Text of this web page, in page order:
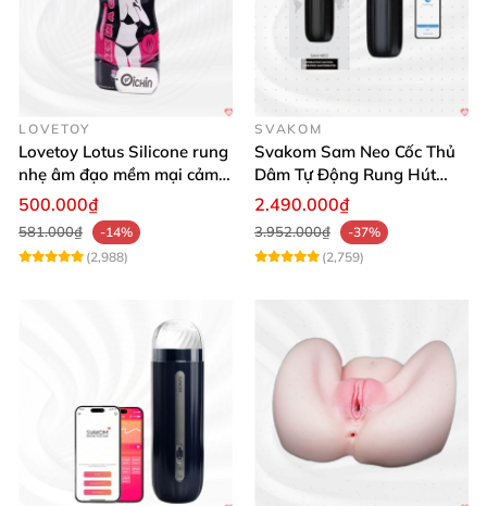
LOVETOY
Lovetoy Lotus Silicone rung
nhẹ âm đạo mềm mại cảm
giác thật
500.000₫
581.000₫
-14%
(2,988)
SVAKOM
Svakom Sam Neo Cốc Thủ
Dâm Tự Động Rung Hút
App Điều Khiển Xa
2.490.000₫
3.952.000₫
-37%
(2,759)